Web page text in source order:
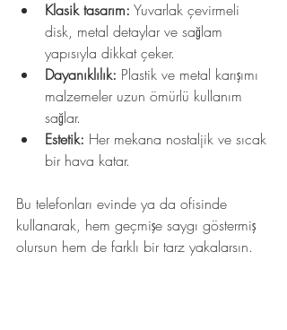
Klasik tasarım: Yuvarlak çevirmeli
disk, metal detaylar ve sağlam
yapısıyla dikkat çeker.
Dayanıklılık: Plastik ve metal karışımı
malzemeler uzun ömürlü kullanım
sağlar.
Estetik: Her mekana nostaljik ve sıcak
bir hava katar.
Bu telefonları evinde ya da ofisinde
kullanarak, hem geçmişe saygı göstermiş
olursun hem de farklı bir tarz yakalarsın.